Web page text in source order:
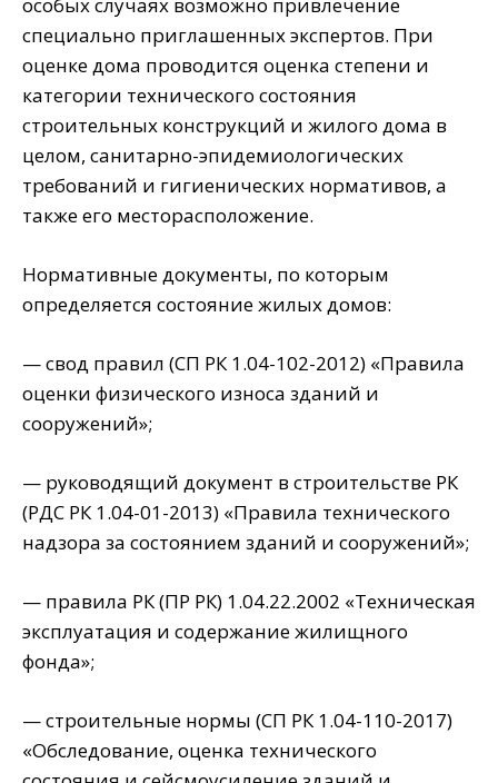
особых случаях возможно привлечение
специально приглашенных экспертов. При
оценке дома проводится оценка степени и
категории технического состояния
строительных конструкций и жилого дома в
целом, санитарно-эпидемиологических
требований и гигиенических нормативов, а
также его месторасположение.
Нормативные документы, по которым
определяется состояние жилых домов:
— свод правил (СП РК 1.04-102-2012) «Правила
оценки физического износа зданий и
сооружений»;
— руководящий документ в строительстве РК
(РДС РК 1.04-01-2013) «Правила технического
надзора за состоянием зданий и сооружений»;
— правила РК (ПР РК) 1.04.22.2002 «Техническая
эксплуатация и содержание жилищного
фонда»;
— строительные нормы (СП РК 1.04-110-2017)
«Обследование, оценка технического